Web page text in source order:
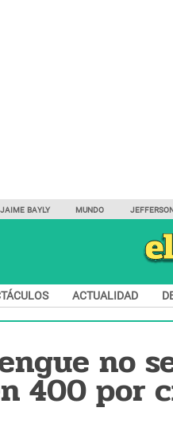
JAIME BAYLY MUNDO
ACTUALIDAD
no
400 por